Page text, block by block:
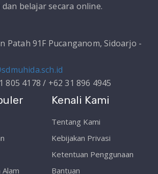
belajar secara online.
Patah 91F Pucanganom, Sidoarjo -
805 4178 / +62 31 896 4945
Kenali Kami
Tentang Kami
Kebijakan Privasi
Ketentuan Penggunaan
Bantuan